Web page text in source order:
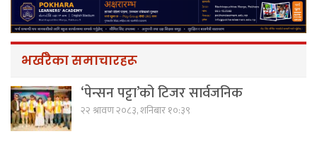
भर्खरैका समाचारहरू
‘पेन्सन पट्टा’को टिजर सार्वजनिक
२२ श्रावण २०८३, शनिबार १०:३९